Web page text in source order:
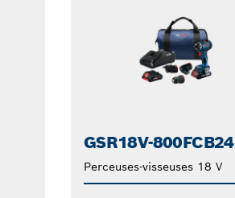
GSR18V-800FCB24
Perceuses-visseuses 18 V